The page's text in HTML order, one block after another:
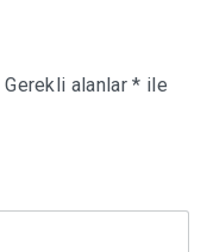
Gerekli alanlar* ile